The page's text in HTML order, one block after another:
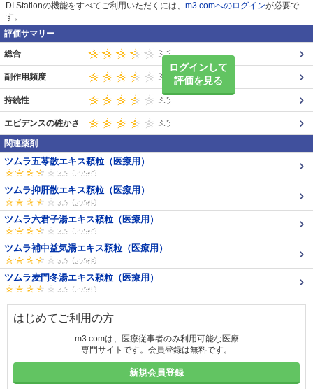
DI Stationの機能をすべてご利用いただくには、 m3.comへのログインが必要で
す。
評価サマリー
ログインして
評価を見る
総合
副作用頻度
持続性
エビデンスの確かさ
関連薬剤
ツムラ五苓散エキス顆粒（医療用）
ツムラ抑肝散エキス顆粒（医療用）
ツムラ六君子湯エキス顆粒（医療用）
ツムラ補中益気湯エキス顆粒（医療用）
ツムラ麦門冬湯エキス顆粒（医療用）
はじめてご利用の方
m3.comは、医療従事者のみ利用可能な医療
専門サイトです。会員登録は無料です。
新規会員登録